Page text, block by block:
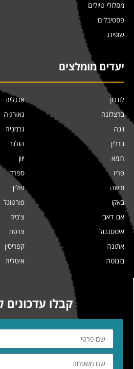
מסלולי טיולים
פסטיבלים
שופינג
יעדים מומלצים
לונדון
ברצלונה
וינה
ברלין
רומא
פריז
ורשה
באקו
אבו דאבי
איסטנבול
אתונה
בוגוטה
אנגליה
גאורגיה
גרמניה
הולנד
יוון
ספרד
פולין
פורטוגל
צ'כיה
צרפת
קפריסין
איטליה
קבלו עדכונים